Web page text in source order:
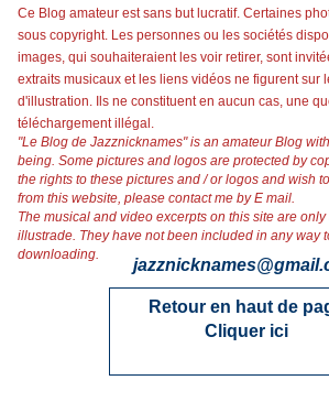
Ce Blog amateur est sans but lucratif. Certaines
sous copyright. Les personnes ou les sociétés
images, qui souhaiteraient les voir retirer, sont
extraits musicaux et les liens vidéos ne figurent sur
d'illustration. Ils ne constituent en aucun cas, une
téléchargement illégal.
"Le Blog de Jazznicknames" is an amateur Blog
being. Some pictures and logos are protected by
the rights to these pictures and / or logos and wish
from this website, please contact me by E mail.
The musical and video excerpts on this site are
illustrade. They have not been included in any way
downloading.
Retour en haut de
Cliquer ici